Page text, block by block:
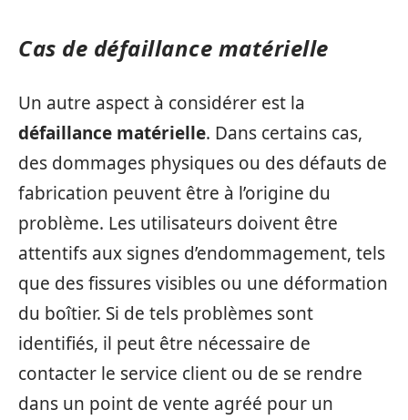
Cas de défaillance matérielle
Un autre aspect à considérer est la
défaillance matérielle. Dans certains cas,
des dommages physiques ou des défauts de
fabrication peuvent être à l’origine du
problème. Les utilisateurs doivent être
attentifs aux signes d’endommagement, tels
que des fissures visibles ou une déformation
du boîtier. Si de tels problèmes sont
identifiés, il peut être nécessaire de
contacter le service client ou de se rendre
dans un point de vente agréé pour un